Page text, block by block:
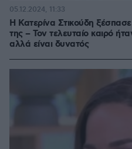
Η Κατερίνα Στικούδη
της – Τον τελευταίο καιρό
αλλά είναι δυνατός
05.12.2024, 11:33